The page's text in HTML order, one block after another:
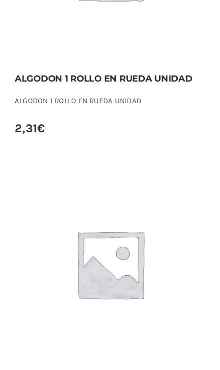
ALGODON 1 ROLLO EN RUEDA UNIDAD
ALGODON 1 ROLLO EN RUEDA UNIDAD
2,31€
ALGODON 1KG RUEDAS EN BOLSA